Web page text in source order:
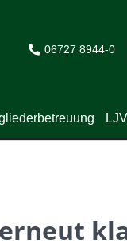
06727 8944-0